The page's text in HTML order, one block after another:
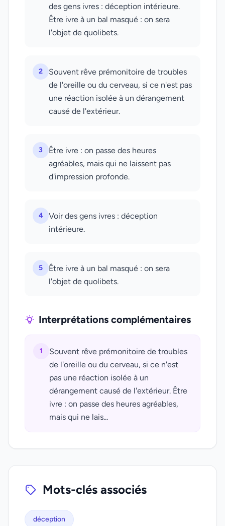
des gens ivres : déception intérieure.
Être ivre à un bal masqué : on sera
l'objet de quolibets.
2
Souvent rêve prémonitoire de troubles
de l'oreille ou du cerveau, si ce n'est pas
une réaction isolée à un dérangement
causé de l'extérieur.
3
Être ivre : on passe des heures
agréables, mais qui ne laissent pas
d'impression profonde.
4
Voir des gens ivres : déception
intérieure.
5
Être ivre à un bal masqué : on sera
l'objet de quolibets.
Interprétations complémentaires
1
Souvent rêve prémonitoire de troubles
de l'oreille ou du cerveau, si ce n'est
pas une réaction isolée à un
dérangement causé de l'extérieur. Être
ivre : on passe des heures agréables,
mais qui ne lais...
Mots-clés associés
déception